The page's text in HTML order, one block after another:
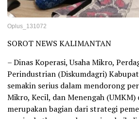
Oplus_131072
SOROT NEWS KALIMANTAN
– Dinas Koperasi, Usaha Mikro,
Perindustrian (Diskumdagri)
semakin serius dalam mendorong
Mikro, Kecil, dan Menengah (UMKM)
merupakan bagian dari strategi